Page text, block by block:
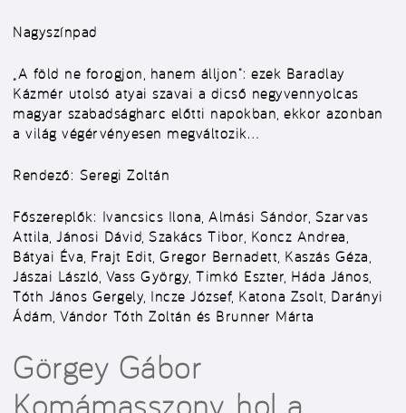
Nagyszínpad
„A föld ne forogjon, hanem álljon”: ezek Baradlay
Kázmér utolsó atyai szavai a dicső negyvennyolcas
magyar szabadságharc előtti napokban, ekkor azonban
a világ végérvényesen megváltozik…
Rendező: Seregi Zoltán
Főszereplők: Ivancsics Ilona, Almási Sándor, Szarvas
Attila, Jánosi Dávid, Szakács Tibor, Koncz Andrea,
Bátyai Éva, Frajt Edit, Gregor Bernadett, Kaszás Géza,
Jászai László, Vass György, Timkó Eszter, Háda János,
Tóth János Gergely, Incze József, Katona Zsolt, Darányi
Ádám, Vándor Tóth Zoltán és Brunner Márta
Görgey Gábor
Komámasszony, hol a